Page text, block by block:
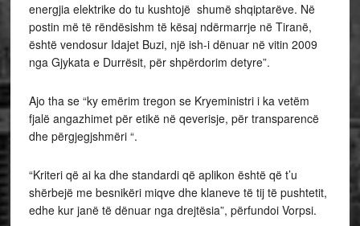
energjia elektrike do tu kushtojë shumë shqiptarëve. Në
postin më të rëndësishm të kësaj ndërmarrje në Tiranë,
është vendosur Idajet Buzi, një ish-i dënuar në vitin 2009
nga Gjykata e Durrësit, për shpërdorim detyre”.
Ajo tha se “ky emërim tregon se Kryeministri i ka vetëm
fjalë angazhimet për etikë në qeverisje, për transparencë
dhe përgjegjshmëri “.
“Kriteri që ai ka dhe standardi që aplikon është që t’u
shërbejë me besnikëri miqve dhe klaneve të tij të pushtetit,
edhe kur janë të dënuar nga drejtësia”, përfundoi Vorpsi.